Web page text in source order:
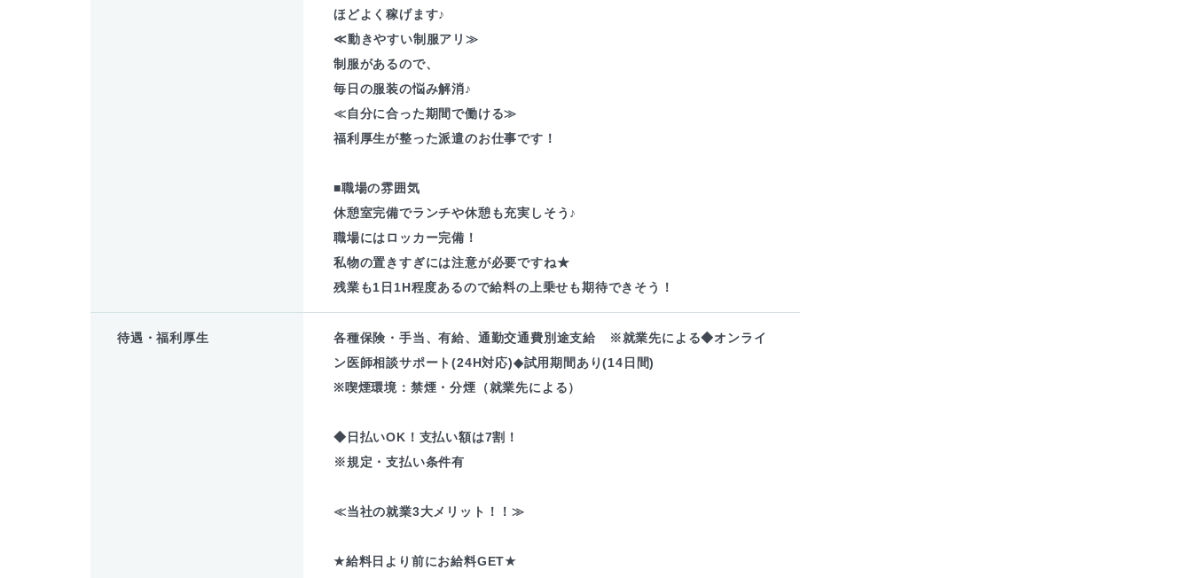
ほどよく稼げます♪
≪動きやすい制服アリ≫
制服があるので、
毎日の服装の悩み解消♪
≪自分に合った期間で働ける≫
福利厚生が整った派遣のお仕事です！
■職場の雰囲気
休憩室完備でランチや休憩も充実しそう♪
職場にはロッカー完備！
私物の置きすぎには注意が必要ですね★
残業も1日1H程度あるので給料の上乗せも期待できそう！
待遇・福利厚生
各種保険・手当、有給、通勤交通費別途支給 ※就業先による◆オンライ
ン医師相談サポート(24H対応)◆試用期間あり(14日間)
※喫煙環境：禁煙・分煙（就業先による）
◆日払いOK！支払い額は7割！
※規定・支払い条件有
≪当社の就業3大メリット！！≫
★給料日より前にお給料GET★